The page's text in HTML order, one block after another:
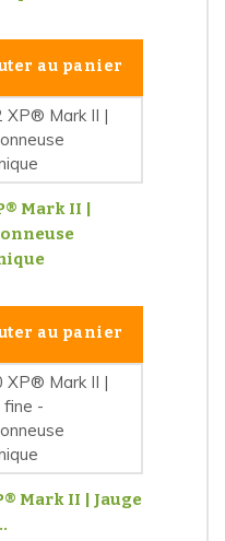
au panier
Mark II |
au panier
Mark II | Jauge